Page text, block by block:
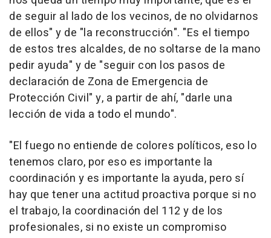
de seguir al lado de los vecinos, de no olvidarnos
de ellos" y de "la reconstrucción". "Es el tiempo
de estos tres alcaldes, de no soltarse de la mano
pedir ayuda" y de "seguir con los pasos de
declaración de Zona de Emergencia de
Protección Civil" y, a partir de ahí, "darle una
lección de vida a todo el mundo".
"El fuego no entiende de colores políticos, eso lo
tenemos claro, por eso es importante la
coordinación y es importante la ayuda, pero sí
hay que tener una actitud proactiva porque si no
el trabajo, la coordinación del 112 y de los
profesionales, si no existe un compromiso